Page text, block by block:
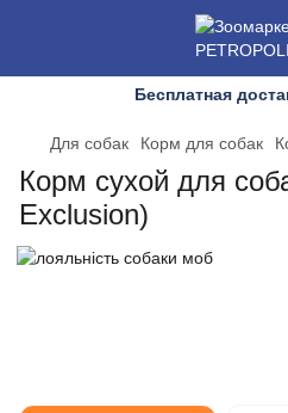
Бесплатная
Для собак Корм для собак
Корм сухой для
Exclusion)